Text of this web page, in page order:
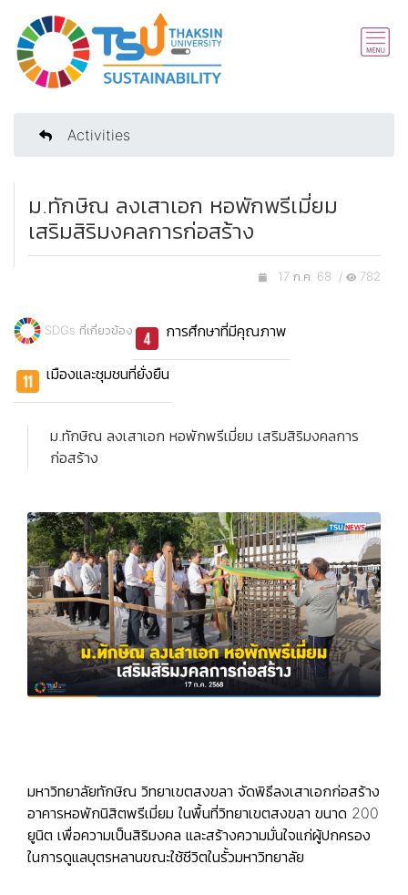
Activities
ม.ทักษิณ ลงเสาเอก หอพักพรีเมี่ยม
เสริมสิริมงคลการก่อสร้าง
17 ก.ค. 68 / 782
SDGs ที่เกี่ยวข้อง การศึกษาที่มีคุณภาพ
เมืองและชุมชนที่ยั่งยืน
ม.ทักษิณ ลงเสาเอก หอพักพรีเมี่ยม เสริมสิริมงคลการ
ก่อสร้าง
มหาวิทยาลัยทักษิณ วิทยาเขตสงขลา จัดพิธีลงเสาเอกก่อสร้าง
อาคารหอพักนิสิตพรีเมี่ยม ในพื้นที่วิทยาเขตสงขลา ขนาด 200
ยูนิต เพื่อความเป็นสิริมงคล และสร้างความมั่นใจแก่ผู้ปกครอง
ในการดูแลบุตรหลานขณะใช้ชีวิตในรั้วมหาวิทยาลัย